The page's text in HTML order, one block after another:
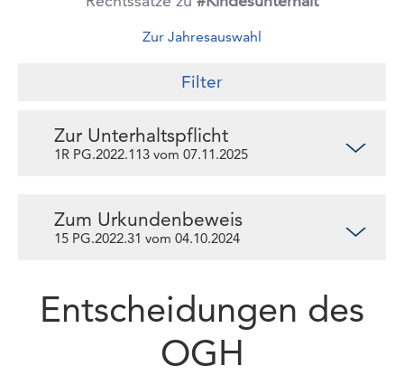
Zur Jahresauswahl
Filter
Zur Unterhaltspflicht
1R PG.2022.113 vom 07.11.2025
Zum Urkundenbeweis
15 PG.2022.31 vom 04.10.2024
Entscheidungen des
OGH